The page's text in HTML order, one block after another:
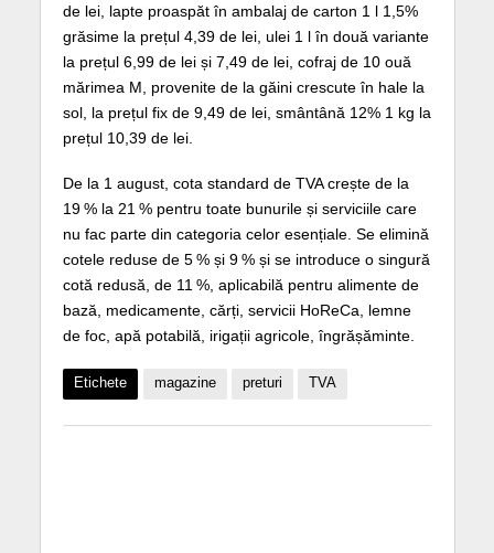
de lei, lapte proaspăt în ambalaj de carton 1 l 1,5%
grăsime la prețul 4,39 de lei, ulei 1 l în două variante
la prețul 6,99 de lei și 7,49 de lei, cofraj de 10 ouă
mărimea M, provenite de la găini crescute în hale la
sol, la prețul fix de 9,49 de lei, smântână 12% 1 kg la
prețul 10,39 de lei.
De la 1 august, cota standard de TVA crește de la
19 % la 21 % pentru toate bunurile și serviciile care
nu fac parte din categoria celor esențiale. Se elimină
cotele reduse de 5 % și 9 % și se introduce o singură
cotă redusă, de 11 %, aplicabilă pentru alimente de
bază, medicamente, cărți, servicii HoReCa, lemne
de foc, apă potabilă, irigații agricole, îngrășăminte.
Etichete magazine preturi TVA